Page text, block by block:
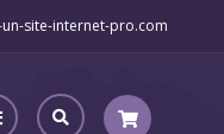
site-internet-pro.com